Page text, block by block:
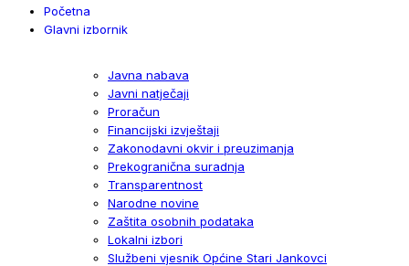
Početna
Glavni izbornik
Javna nabava
Javni natječaji
Proračun
Financijski izvještaji
Zakonodavni okvir i preuzimanja
Prekogranična suradnja
Transparentnost
Narodne novine
Zaštita osobnih podataka
Lokalni izbori
Službeni vjesnik Općine Stari Jankovci